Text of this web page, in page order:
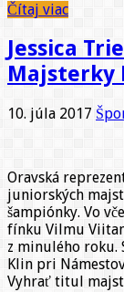
Čítaj viac
Jessica
Majsterky
10. júla 2017
Oravská
juniorských
šampiónky. Vo
fínku Vilmu
z minulého roku.
Klin pri
Vyhrať titul